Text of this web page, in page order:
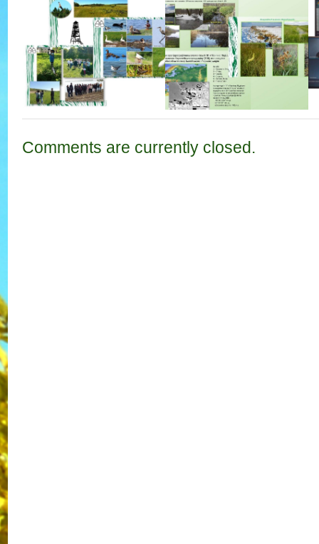
Comments are currently closed.